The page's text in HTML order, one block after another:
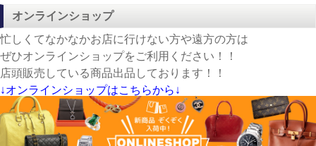
オンラインショップ
忙しくてなかなかお店に行けない方や遠方の方は
ぜひオンラインショップをご利用ください！！
店頭販売している商品出品しております！！
↓オンラインショップはこちらから↓